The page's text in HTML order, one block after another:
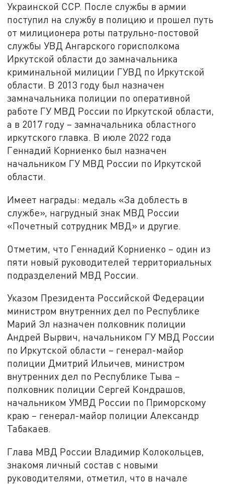
Украинской ССР. После службы в армии
поступил на службу в полицию и прошел путь
от милиционера роты патрульно-постовой
службы УВД Ангарского горисполкома
Иркутской области до замначальника
криминальной милиции ГУВД по Иркутской
области. В 2013 году был назначен
замначальника полиции по оперативной
работе ГУ МВД России по Иркутской области,
а в 2017 году – замначальника областного
иркутского главка. В июле 2022 года
Геннадий Корниенко был назначен
начальником ГУ МВД России по Иркутской
области.
Имеет награды: медаль «За доблесть в
службе», нагрудный знак МВД России
«Почетный сотрудник МВД» и другие.
Отметим, что Геннадий Корниенко – один из
пяти новый руководителей территориальных
подразделений МВД России.
Указом Президента Российской Федерации
министром внутренних дел по Республике
Марий Эл назначен полковник полиции
Андрей Вырвич, начальником ГУ МВД России
по Иркутской области – генерал-майор
полиции Дмитрий Ильичев, министром
внутренних дел по Республике Тыва –
полковник полиции Сергей Кондрашов,
начальником УМВД России по Приморскому
краю – генерал-майор полиции Александр
Табакаев.
Глава МВД России Владимир Колокольцев,
знакомя личный состав с новыми
руководителями, отметил, что в начале